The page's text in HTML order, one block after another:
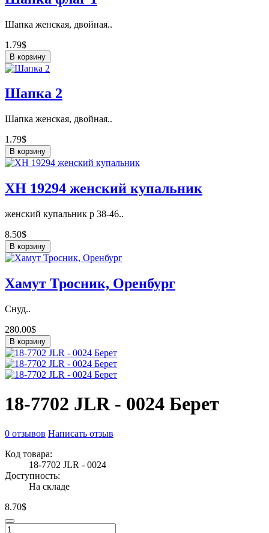
Шапка женская, двойная..
1.79$
В корзину
Шапка 2
Шапка женская, двойная..
1.79$
В корзину
ХН 19294 женский купальник
женский купальник р 38-46..
8.50$
В корзину
Хамут Тросник, Оренбург
Снуд..
280.00$
В корзину
18-7702 JLR - 0024 Берет
0 отзывов Написать отзыв
Код товара:
18-7702 JLR - 0024
Доступность:
На складе
8.70$